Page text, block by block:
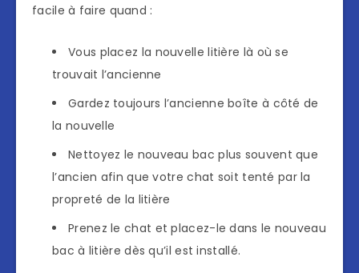
facile à faire quand :
Vous placez la nouvelle litière là où se
trouvait l’ancienne
Gardez toujours l’ancienne boîte à côté de
la nouvelle
Nettoyez le nouveau bac plus souvent que
l’ancien afin que votre chat soit tenté par la
propreté de la litière
Prenez le chat et placez-le dans le nouveau
bac à litière dès qu’il est installé.